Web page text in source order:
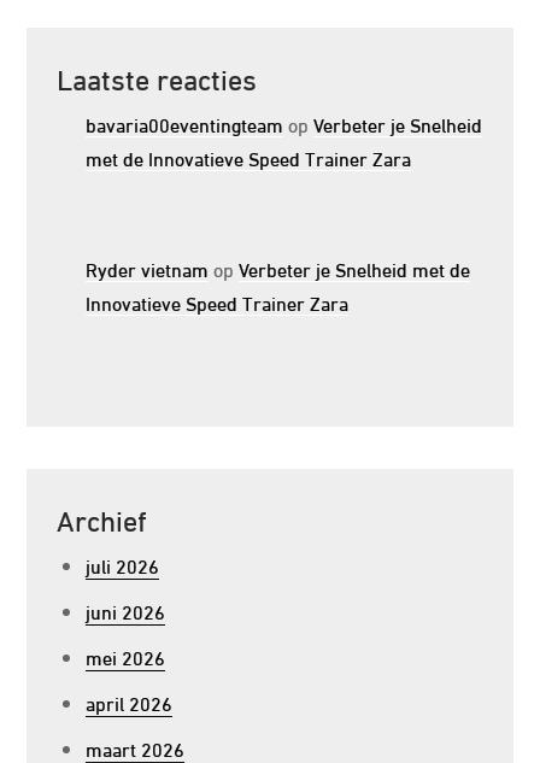
Laatste reacties
bavaria00eventingteam opVerbeter je Snelheid
met de Innovatieve Speed Trainer Zara
Ryder vietnam opVerbeter je Snelheid met de
Innovatieve Speed Trainer Zara
Archief
juli 2026
juni 2026
mei 2026
april 2026
maart 2026